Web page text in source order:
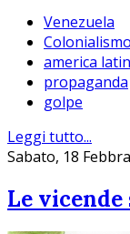
Venezuela
Colonialismo
america
propaganda
golpe
Leggi tutto...
Sabato, 18
Le